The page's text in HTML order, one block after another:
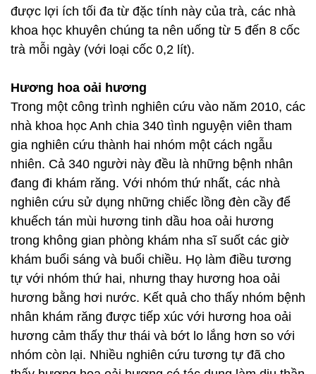
được lợi ích tối đa từ đặc tính này của trà, các nhà
khoa học khuyên chúng ta nên uống từ 5 đến 8 cốc
trà mỗi ngày (với loại cốc 0,2 lít).
Hương hoa oải hương
Trong một công trình nghiên cứu vào năm 2010, các
nhà khoa học Anh chia 340 tình nguyện viên tham
gia nghiên cứu thành hai nhóm một cách ngẫu
nhiên. Cả 340 người này đều là những bệnh nhân
đang đi khám răng. Với nhóm thứ nhất, các nhà
nghiên cứu sử dụng những chiếc lồng đèn cầy để
khuếch tán mùi hương tinh dầu hoa oải hương
trong không gian phòng khám nha sĩ suốt các giờ
khám buổi sáng và buổi chiều. Họ làm điều tương
tự với nhóm thứ hai, nhưng thay hương hoa oải
hương bằng hơi nước. Kết quả cho thấy nhóm bệnh
nhân khám răng được tiếp xúc với hương hoa oải
hương cảm thấy thư thái và bớt lo lắng hơn so với
nhóm còn lại. Nhiều nghiên cứu tương tự đã cho